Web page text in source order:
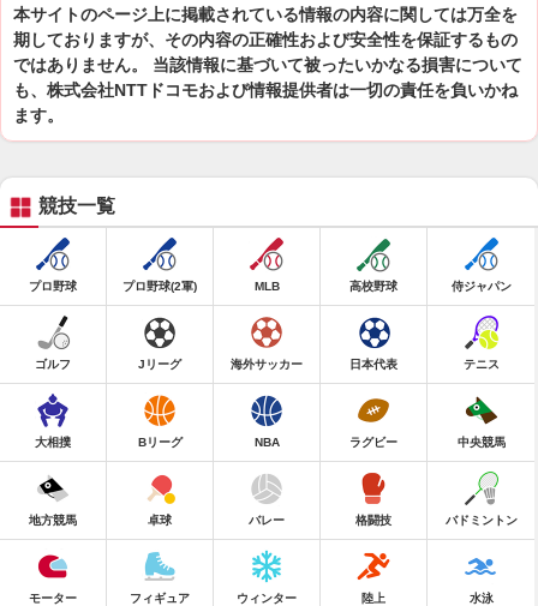
本サイトのページ上に掲載されている情報の内容に関しては万全を
期しておりますが、その内容の正確性および安全性を保証するもの
ではありません。 当該情報に基づいて被ったいかなる損害について
も、株式会社NTTドコモおよび情報提供者は一切の責任を負いかね
ます。
競技一覧
プロ野球 プロ野球(2軍) MLB 高校野球 侍ジャパン
ゴルフ Jリーグ 海外サッカー 日本代表 テニス
大相撲 Bリーグ NBA ラグビー 中央競馬
地方競馬 卓球 バレー 格闘技 バドミントン
モーター フィギュア ウィンター 陸上 水泳